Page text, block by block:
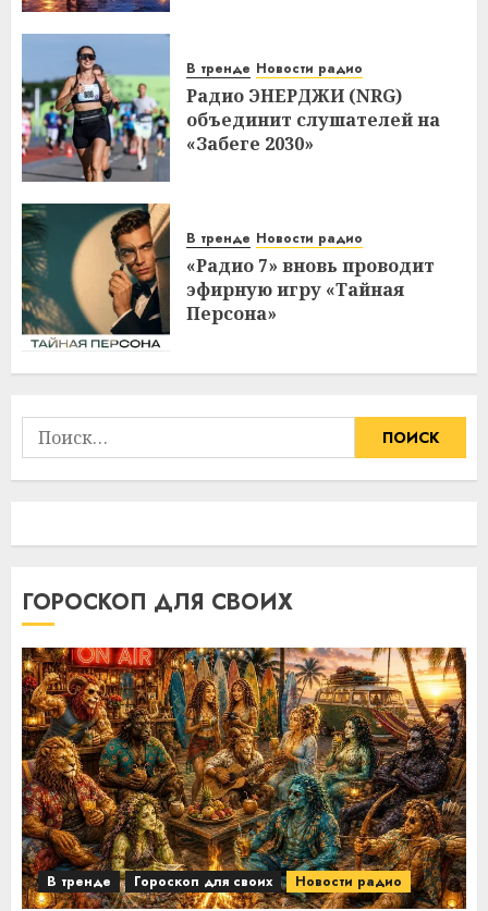
В тренде Новости радио
Радио ЭНЕРДЖИ (NRG)
объединит слушателей на
«Забеге 2030»
В тренде Новости радио
«Радио 7» вновь проводит
эфирную игру «Тайная
Персона»
Найти:
ГОРОСКОП ДЛЯ СВОИХ
В тренде Гороскоп для своих Новости радио